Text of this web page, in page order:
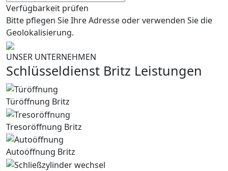
Verfügbarkeit prüfen
Bitte pflegen Sie Ihre Adresse oder verwenden Sie die
Geolokalisierung.
UNSER UNTERNEHMEN
Schlüsseldienst Britz Leistungen
Türöffnung Britz
Tresoröffnung Britz
Autoöffnung Britz